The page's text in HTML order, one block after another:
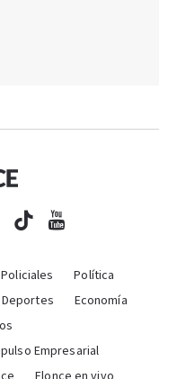
Policiales
Política
Deportes
Economía
Empresarial